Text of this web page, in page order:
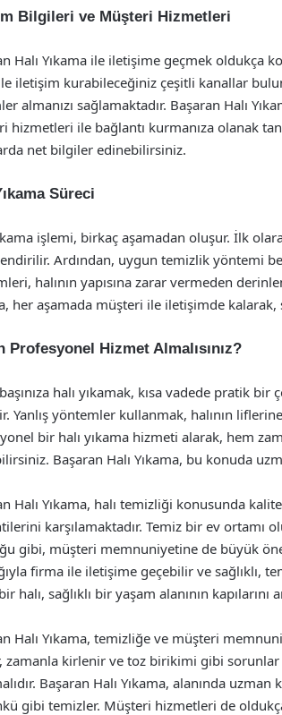
Bilgileri ve Müşteri Hizmetleri
Halı Yıkama ile iletişime geçmek oldukça
iletişim kurabileceğiniz çeşitli kanallar
almanızı sağlamaktadır. Başaran Halı
hizmetleri ile bağlantı kurmanıza olanak
net bilgiler edinebilirsiniz.
Süreci
işlemi, birkaç aşamadan oluşur. İlk
Ardından, uygun temizlik yöntemi
halının yapısına zarar vermeden
her aşamada müşteri ile iletişimde
Profesyonel Hizmet Almalısınız?
halı yıkamak, kısa vadede pratik
Yanlış yöntemler kullanmak, halının
bir halı yıkama hizmeti alarak, hem
Başaran Halı Yıkama, bu konuda
Halı Yıkama, halı temizliği konusunda
karşılamaktadır. Temiz bir ev
gibi, müşteri memnuniyetine de büyük
firma ile iletişime geçebilir ve sağlıklı,
halı, sağlıklı bir yaşam alanının kapılarını
Halı Yıkama, temizliğe ve müşteri
zamanla kirlenir ve toz birikimi gibi
Başaran Halı Yıkama, alanında
gibi temizler. Müşteri hizmetleri de